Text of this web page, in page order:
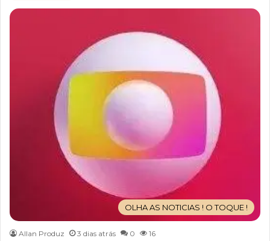
OLHA AS NOTICIAS ! O TOQUE !
Allan Produz 3 dias atrás 0 16